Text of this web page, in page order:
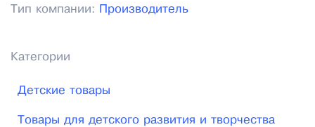
шедевры архитектуры и многое другое.
Тип компании: Производитель
Категории
Детские товары
Товары для детского развития и творчества